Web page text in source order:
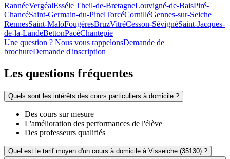
RannéeVergéalEsséle Theil-de-BretagneLouvigné-de-BaisPiré-
ChancéSaint-Germain-du-PinelTorcéCornilléGennes-sur-Seiche
RennesSaint-MaloFougèresBruzVitréCesson-SévignéSaint-Jacques-
de-la-LandeBettonPacéChantepie
Une question ? Nous vous rappelonsDemande de
brochureDemande d'inscription
Les questions fréquentes
Quels sont les intérêts des cours particuliers à domicile ?
Des cours sur mesure
L'amélioration des performances de l'élève
Des professeurs qualifiés
Quel est le tarif moyen d'un cours à domicile à Visseiche (35130) ?